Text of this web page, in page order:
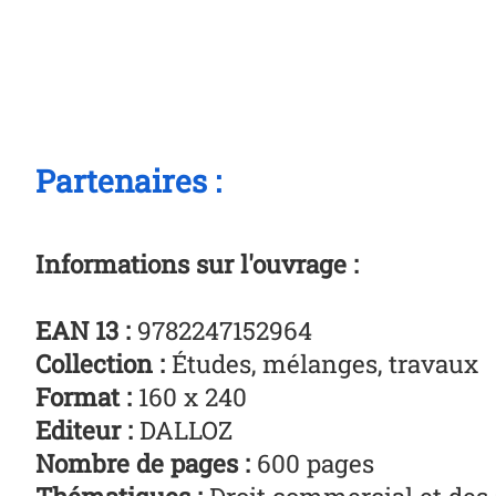
Partenaires :
Informations sur l'ouvrage :
EAN 13 : 9782247152964
Collection : Études, mélanges, travaux
Format : 160 x 240
Editeur : DALLOZ
Nombre de pages : 600 pages